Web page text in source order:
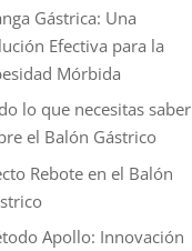
Gástrica: Una
Efectiva para la
Mórbida
lo que necesitas saber
el Balón Gástrico
Rebote en el Balón
Apollo: Innovación